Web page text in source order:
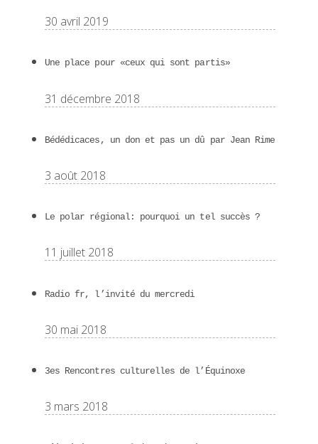
30 avril 2019
Une place pour «ceux qui sont partis»
31 décembre 2018
Bédédicaces, un don et pas un dû par Jean Rime
3 août 2018
Le polar régional: pourquoi un tel succès ?
11 juillet 2018
Radio fr, l’invité du mercredi
30 mai 2018
3es Rencontres culturelles de l’Équinoxe
3 mars 2018